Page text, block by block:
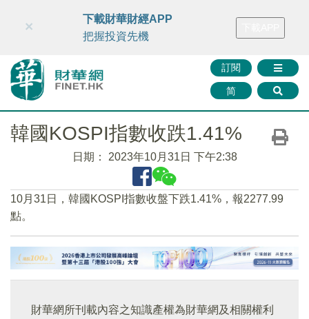
財華智庫網 FINTV FINMETA 財華證券 媒體矩陣
訂閱
简
×
下載財華財經APP
把握投資先機
韓國KOSPI指數收跌1.41%
日期： 2023年10月31日 下午2:38
10月31日，韓國KOSPI指數收盤下跌1.41%，報2277.99
點。
財華網所刊載內容之知識產權為財華網及相關權利